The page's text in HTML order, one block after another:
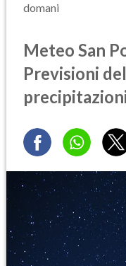
domani
Meteo San
Previsioni